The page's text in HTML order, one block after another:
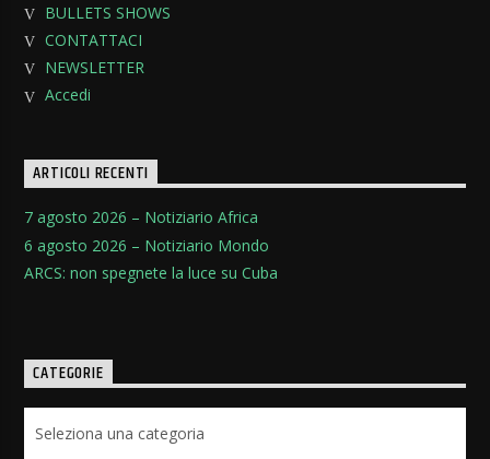
BULLETS SHOWS
CONTATTACI
NEWSLETTER
Accedi
ARTICOLI RECENTI
7 agosto 2026 – Notiziario Africa
6 agosto 2026 – Notiziario Mondo
ARCS: non spegnete la luce su Cuba
CATEGORIE